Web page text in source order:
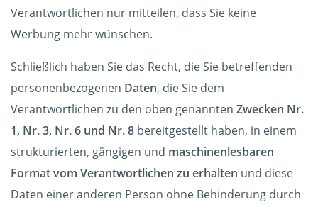
Verantwortlichen nur mitteilen, dass Sie keine
Werbung mehr wünschen.
Schließlich haben Sie das Recht, die Sie betreffenden
personenbezogenen Daten, die Sie dem
Verantwortlichen zu den oben genannten Zwecken Nr.
1, Nr. 3, Nr. 6 und Nr. 8 bereitgestellt haben, in einem
strukturierten, gängigen und maschinenlesbaren
Format vom Verantwortlichen zu erhalten und diese
Daten einer anderen Person ohne Behinderung durch